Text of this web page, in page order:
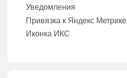
Уведомления
Привязка к Яндекс Метрике
Иконка ИКС